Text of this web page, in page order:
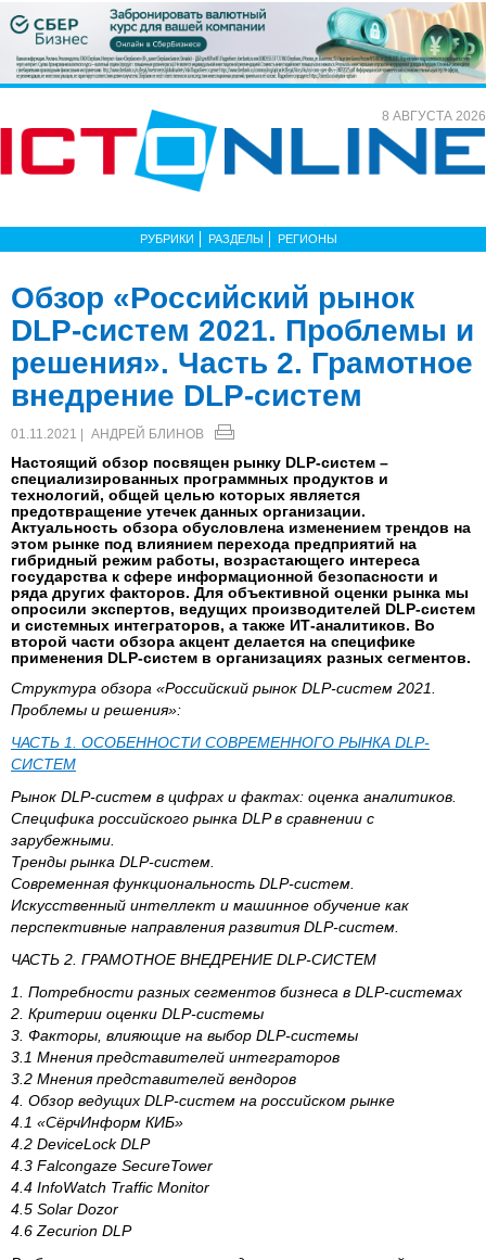
8 АВГУСТА 2026
РУБРИКИ РАЗДЕЛЫ РЕГИОНЫ
Обзор «Российский рынок
DLP-систем 2021. Проблемы и
решения». Часть 2. Грамотное
внедрение DLP-систем
01.11.2021 | АНДРЕЙ БЛИНОВ
Настоящий обзор посвящен рынку DLP-систем –
специализированных программных продуктов и
технологий, общей целью которых является
предотвращение утечек данных организации.
Актуальность обзора обусловлена изменением трендов на
этом рынке под влиянием перехода предприятий на
гибридный режим работы, возрастающего интереса
государства к сфере информационной безопасности и
ряда других факторов. Для объективной оценки рынка мы
опросили экспертов, ведущих производителей DLP-систем
и системных интеграторов, а также ИТ-аналитиков. Во
второй части обзора акцент делается на специфике
применения DLP-систем в организациях разных сегментов.
Структура обзора «Российский рынок DLP-систем 2021.
Проблемы и решения»:
ЧАСТЬ 1. ОСОБЕННОСТИ СОВРЕМЕННОГО РЫНКА DLP-
СИСТЕМ
Рынок DLP-систем в цифрах и фактах: оценка аналитиков.
Специфика российского рынка DLP в сравнении с
зарубежными.
Тренды рынка DLP-систем.
Современная функциональность DLP-систем.
Искусственный интеллект и машинное обучение как
перспективные направления развития DLP-систем.
ЧАСТЬ 2. ГРАМОТНОЕ ВНЕДРЕНИЕ DLP-СИСТЕМ
1. Потребности разных сегментов бизнеса в DLP-системах
2. Критерии оценки DLP-системы
3. Факторы, влияющие на выбор DLP-системы
3.1 Мнения представителей интеграторов
3.2 Мнения представителей вендоров
4. Обзор ведущих DLP-систем на российском рынке
4.1 «СёрчИнформ КИБ»
4.2 DeviceLock DLP
4.3 Falcongaze SecureTower
4.4 InfoWatch Traffic Monitor
4.5 Solar Dozor
4.6 Zecurion DLP